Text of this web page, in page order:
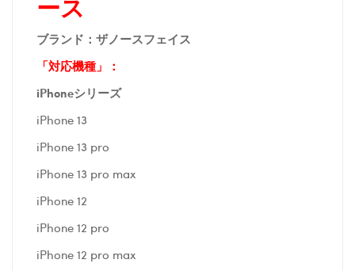
ブランド：ザノースフェイス
「対応機種」：
iPhoneシリーズ
iPhone 13
iPhone 13 pro
iPhone 13 pro max
iPhone 12
iPhone 12 pro
iPhone 12 pro max